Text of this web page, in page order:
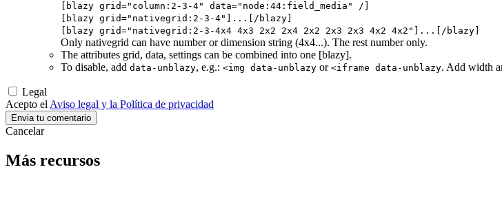
[blazy grid="column:2-3-4" data="node:44:field_media" /]
[blazy grid="nativegrid:2-3-4"]...[/blazy]
[blazy grid="nativegrid:2-3-4x4 4x3 2x2 2x4 2x2 2x3 2x3 4x2 4x2"]...[/blazy]
Only nativegrid can have number or dimension string (4x4...). The rest number only.
The attributes grid, data, settings can be combined into one [blazy].
To disable, add data-unblazy, e.g.: <img data-unblazy or <iframe data-unblazy. Add width
Legal
Acepto el Aviso legal y la Política de privacidad
Cancelar
Más recursos